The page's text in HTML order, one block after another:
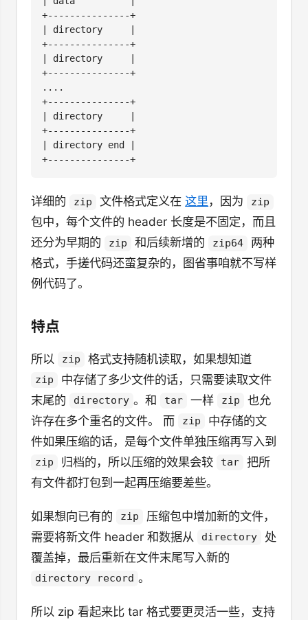
详细的 zip 文件格式定义在这里，因为 zip
包中，每个文件的 header 长度是不固定，而且
还分为早期的
zip 和后续新增的 zip64
两种
格式，手搓代码还蛮复杂的，图省事咱就不写样
例代码了。
特点
所以 zip 格式支持随机读取，如果想知道
zip
中存储了多少文件的话，只需要读取文件
末尾的
directory 。和 tar 一样 zip
也允
许存在多个重名的文件。 而
zip
中存储的文
件如果压缩的话，是每个文件单独压缩再写入到
zip 归档的，所以压缩的效果会较 tar
把所
有文件都打包到一起再压缩要差些。
如果想向已有的 zip
压缩包中增加新的文件，
需要将新文件 header 和数据从
directory
处
覆盖掉，最后重新在文件末尾写入新的
directory record 。
所以 zip 看起来比 tar 格式要更灵活一些，支持